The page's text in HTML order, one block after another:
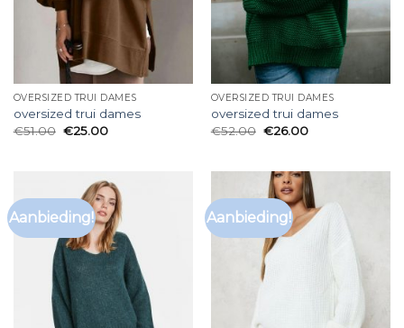
OVERSIZED TRUI DAMES
oversized trui dames
€51.00 €25.00
OVERSIZED TRUI DAMES
oversized trui dames
€52.00 €26.00
Aanbieding! Aanbieding!